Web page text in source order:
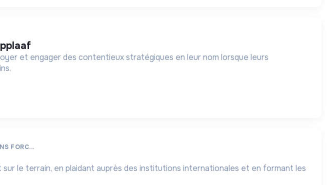
et engager des contentieux stratégiques en leur nom lorsque leurs
FORC...
le terrain, en plaidant auprès des institutions internationales et en formant les